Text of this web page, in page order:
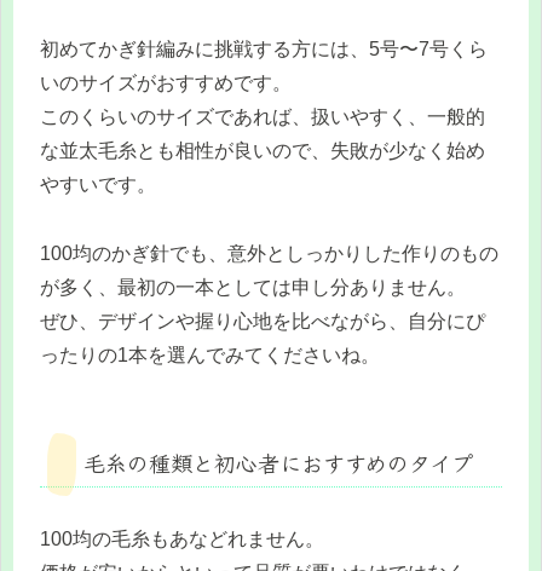
初めてかぎ針編みに挑戦する方には、5号〜7号くら
いのサイズがおすすめです。
このくらいのサイズであれば、扱いやすく、一般的
な並太毛糸とも相性が良いので、失敗が少なく始め
やすいです。
100均のかぎ針でも、意外としっかりした作りのもの
が多く、最初の一本としては申し分ありません。
ぜひ、デザインや握り心地を比べながら、自分にぴ
ったりの1本を選んでみてくださいね。
毛糸の種類と初心者におすすめのタイプ
100均の毛糸もあなどれません。